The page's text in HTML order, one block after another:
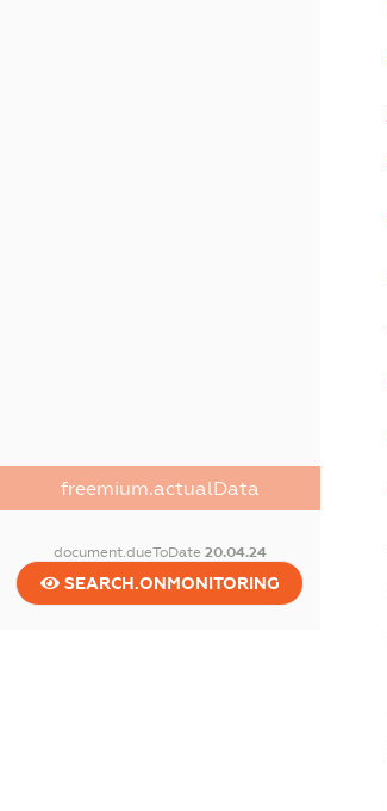
freemium.actualData
document.dueToDate 20.04.24
SEARCH.ONMONITORING